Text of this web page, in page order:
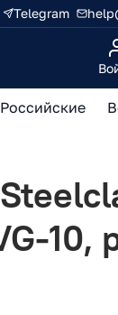
Telegram
Российские
10,